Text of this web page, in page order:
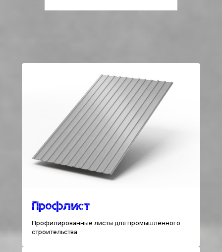
Профлист
Профилированные листы для промышленного
строительства